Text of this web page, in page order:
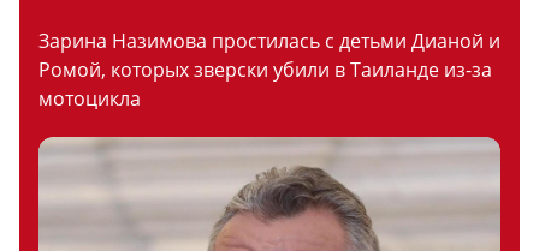
Зарина Назимова простилась с детьми Дианой и
Ромой, которых зверски убили в Таиланде из-за
мотоцикла